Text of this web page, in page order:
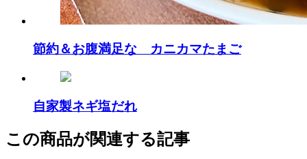
節約＆お腹満足な カニカマたまご
自家製ネギ塩だれ
この商品が関連する記事